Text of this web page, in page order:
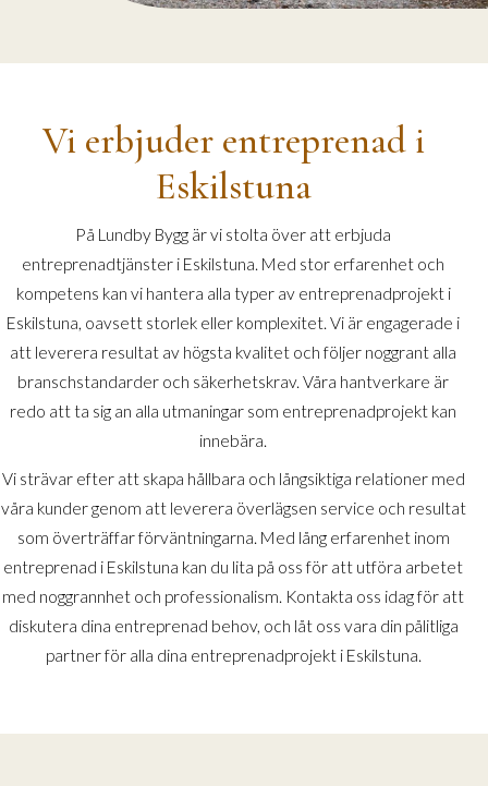
Vi erbjuder entreprenad i
Eskilstuna
På Lundby Bygg är vi stolta över att erbjuda
entreprenadtjänster i Eskilstuna. Med stor erfarenhet och
kompetens kan vi hantera alla typer av entreprenadprojekt i
Eskilstuna, oavsett storlek eller komplexitet. Vi är engagerade i
att leverera resultat av högsta kvalitet och följer noggrant alla
branschstandarder och säkerhetskrav. Våra hantverkare är
redo att ta sig an alla utmaningar som entreprenadprojekt kan
innebära.
Vi strävar efter att skapa hållbara och långsiktiga relationer med
våra kunder genom att leverera överlägsen service och resultat
som överträffar förväntningarna. Med lång erfarenhet inom
entreprenad i Eskilstuna kan du lita på oss för att utföra arbetet
med noggrannhet och professionalism. Kontakta oss idag för att
diskutera dina entreprenad behov, och låt oss vara din pålitliga
partner för alla dina entreprenadprojekt i Eskilstuna.